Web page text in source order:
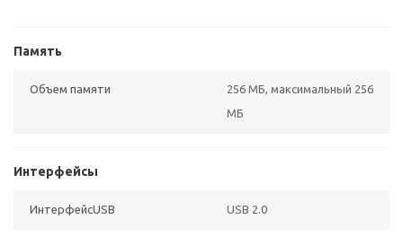
Память
Объем памяти
256 МБ, максимальный 256
МБ
Интерфейсы
ИнтерфейсUSB USB 2.0